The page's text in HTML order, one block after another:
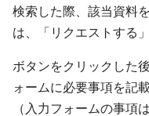
検索した際、該当資料
は、「リクエストする
ボタンをクリックした
ォームに必要事項を記
（入力フォームの事項